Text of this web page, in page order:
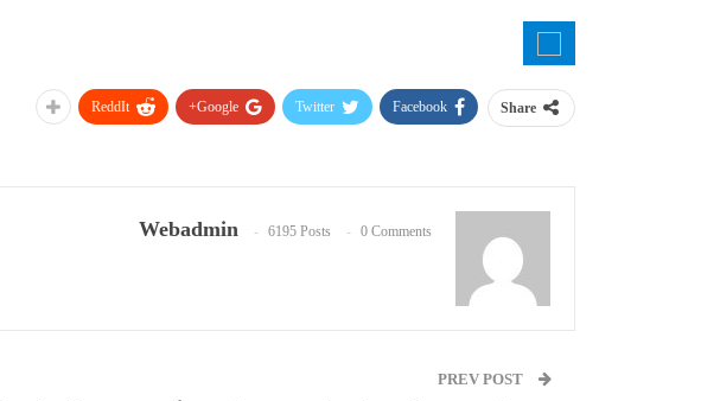
Share
Facebook
Twitter
Google+
ReddIt
Webadmin 6195 Posts 0 Comments